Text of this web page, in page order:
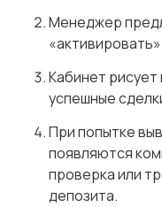
Менеджер
Кабинет рисует
успешные
При попытке
появляются
проверка или
депозита.